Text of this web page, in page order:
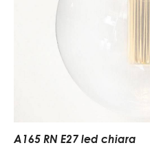
A165 RN E27 led chiara